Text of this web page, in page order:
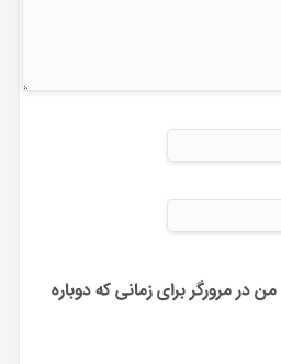
در مرورگر برای زمانی که دوباره